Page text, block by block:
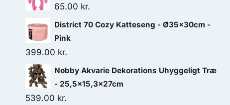
65.00 kr.
District 70 Cozy Katteseng - Ø35x30cm -
Pink
399.00 kr.
Nobby Akvarie Dekorations Uhyggeligt Træ
- 25,5x15,3x27cm
539.00 kr.